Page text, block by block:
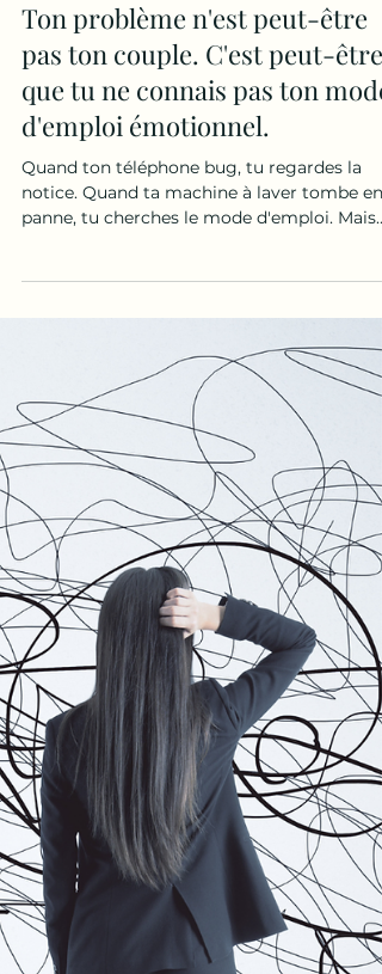
Leslie renault
2 min de lecture
Ton problème n'est peut-être
pas ton couple. C'est peut-être
notice. Quand ta machine à laver tombe en
panne, tu cherches le mode d'emploi. Mais
quand toi tu répètes toujours les mêmes
erreurs, les mêmes disputes, les mêmes
souffrances... tu fais quoi ? Souvent, tu
accuses les circonstances. Ton conjoint. Tes
parents. Tes enfants. Ton patron. La vie.
Pourtant, il existe une question beaucoup
plus utile : "Comment est-ce que je
fonctionne ?" Parce que la plupart des gens
passent leur vie à essayer